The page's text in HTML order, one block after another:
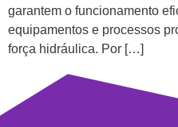
garantem o funcionamento
equipamentos e processos
força hidráulica. Por […]